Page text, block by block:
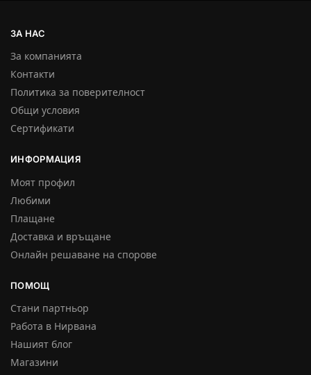
ЗА НАС
За компанията
Контакти
Политика за поверителност
Общи условия
Сертификати
ИНФОРМАЦИЯ
Моят профил
Любими
Плащане
Доставка и връщане
Онлайн решаване на спорове
ПОМОЩ
Стани партньор
Работа в Нирвана
Нашият блог
Магазини